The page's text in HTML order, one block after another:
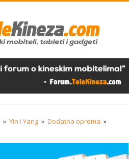
» Yin i Yang » Dodatna oprema »